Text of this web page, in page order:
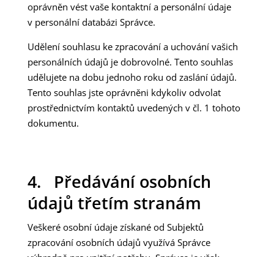
oprávněn vést vaše kontaktní a personální údaje
v personální databázi Správce.
Udělení souhlasu ke zpracování a uchování vašich
personálních údajů je dobrovolné. Tento souhlas
udělujete na dobu jednoho roku od zaslání údajů.
Tento souhlas jste oprávněni kdykoliv odvolat
prostřednictvím kontaktů uvedených v čl. 1 tohoto
dokumentu.
4. Předávání osobních
údajů třetím stranám
Veškeré osobní údaje získané od Subjektů
zpracování osobních údajů využívá Správce